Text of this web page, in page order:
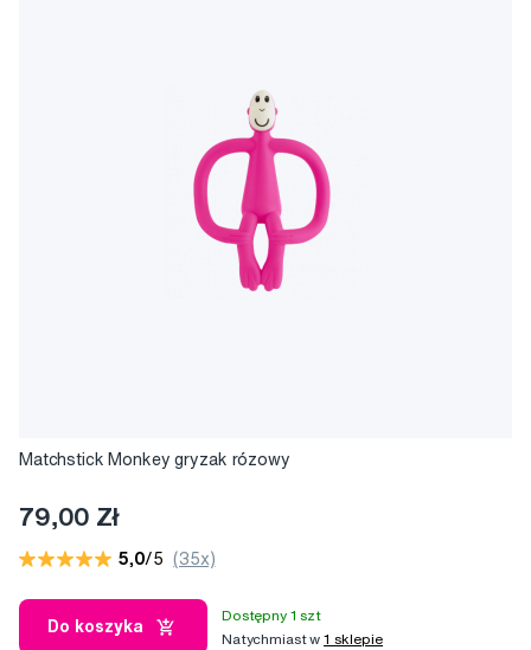
Matchstick Monkey gryzak rózowy
79,00 Zł
5,0/5 (35x)
Do koszyka
Dostępny 1 szt
Natychmiast w1 sklepie